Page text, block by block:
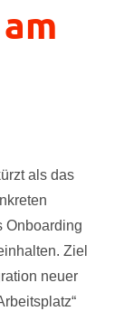
als das
Onboarding
Ziel
neuer